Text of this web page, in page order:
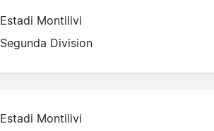
Estadi Montilivi
Segunda Division
Estadi Montilivi